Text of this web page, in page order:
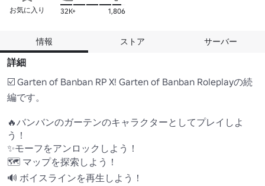
お気に入り 32K+ 1,806
情報 ストア サーバー
詳細
☑️ Garten of Banban RP X! Garten of Banban Roleplayの続
編です。
🔥バンバンのガーテンのキャラクターとしてプレイしよ
う！
✨モーフをアンロックしよう！
🗺️ マップを探索しよう！
🔊 ボイスラインを再生しよう！